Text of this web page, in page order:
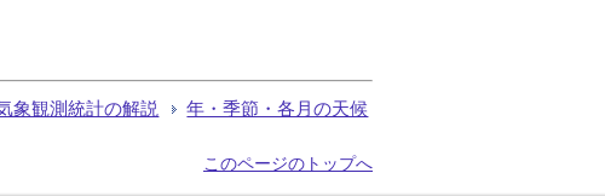
象観測統計の解説 年・季節・各月の天候
このページのトップへ